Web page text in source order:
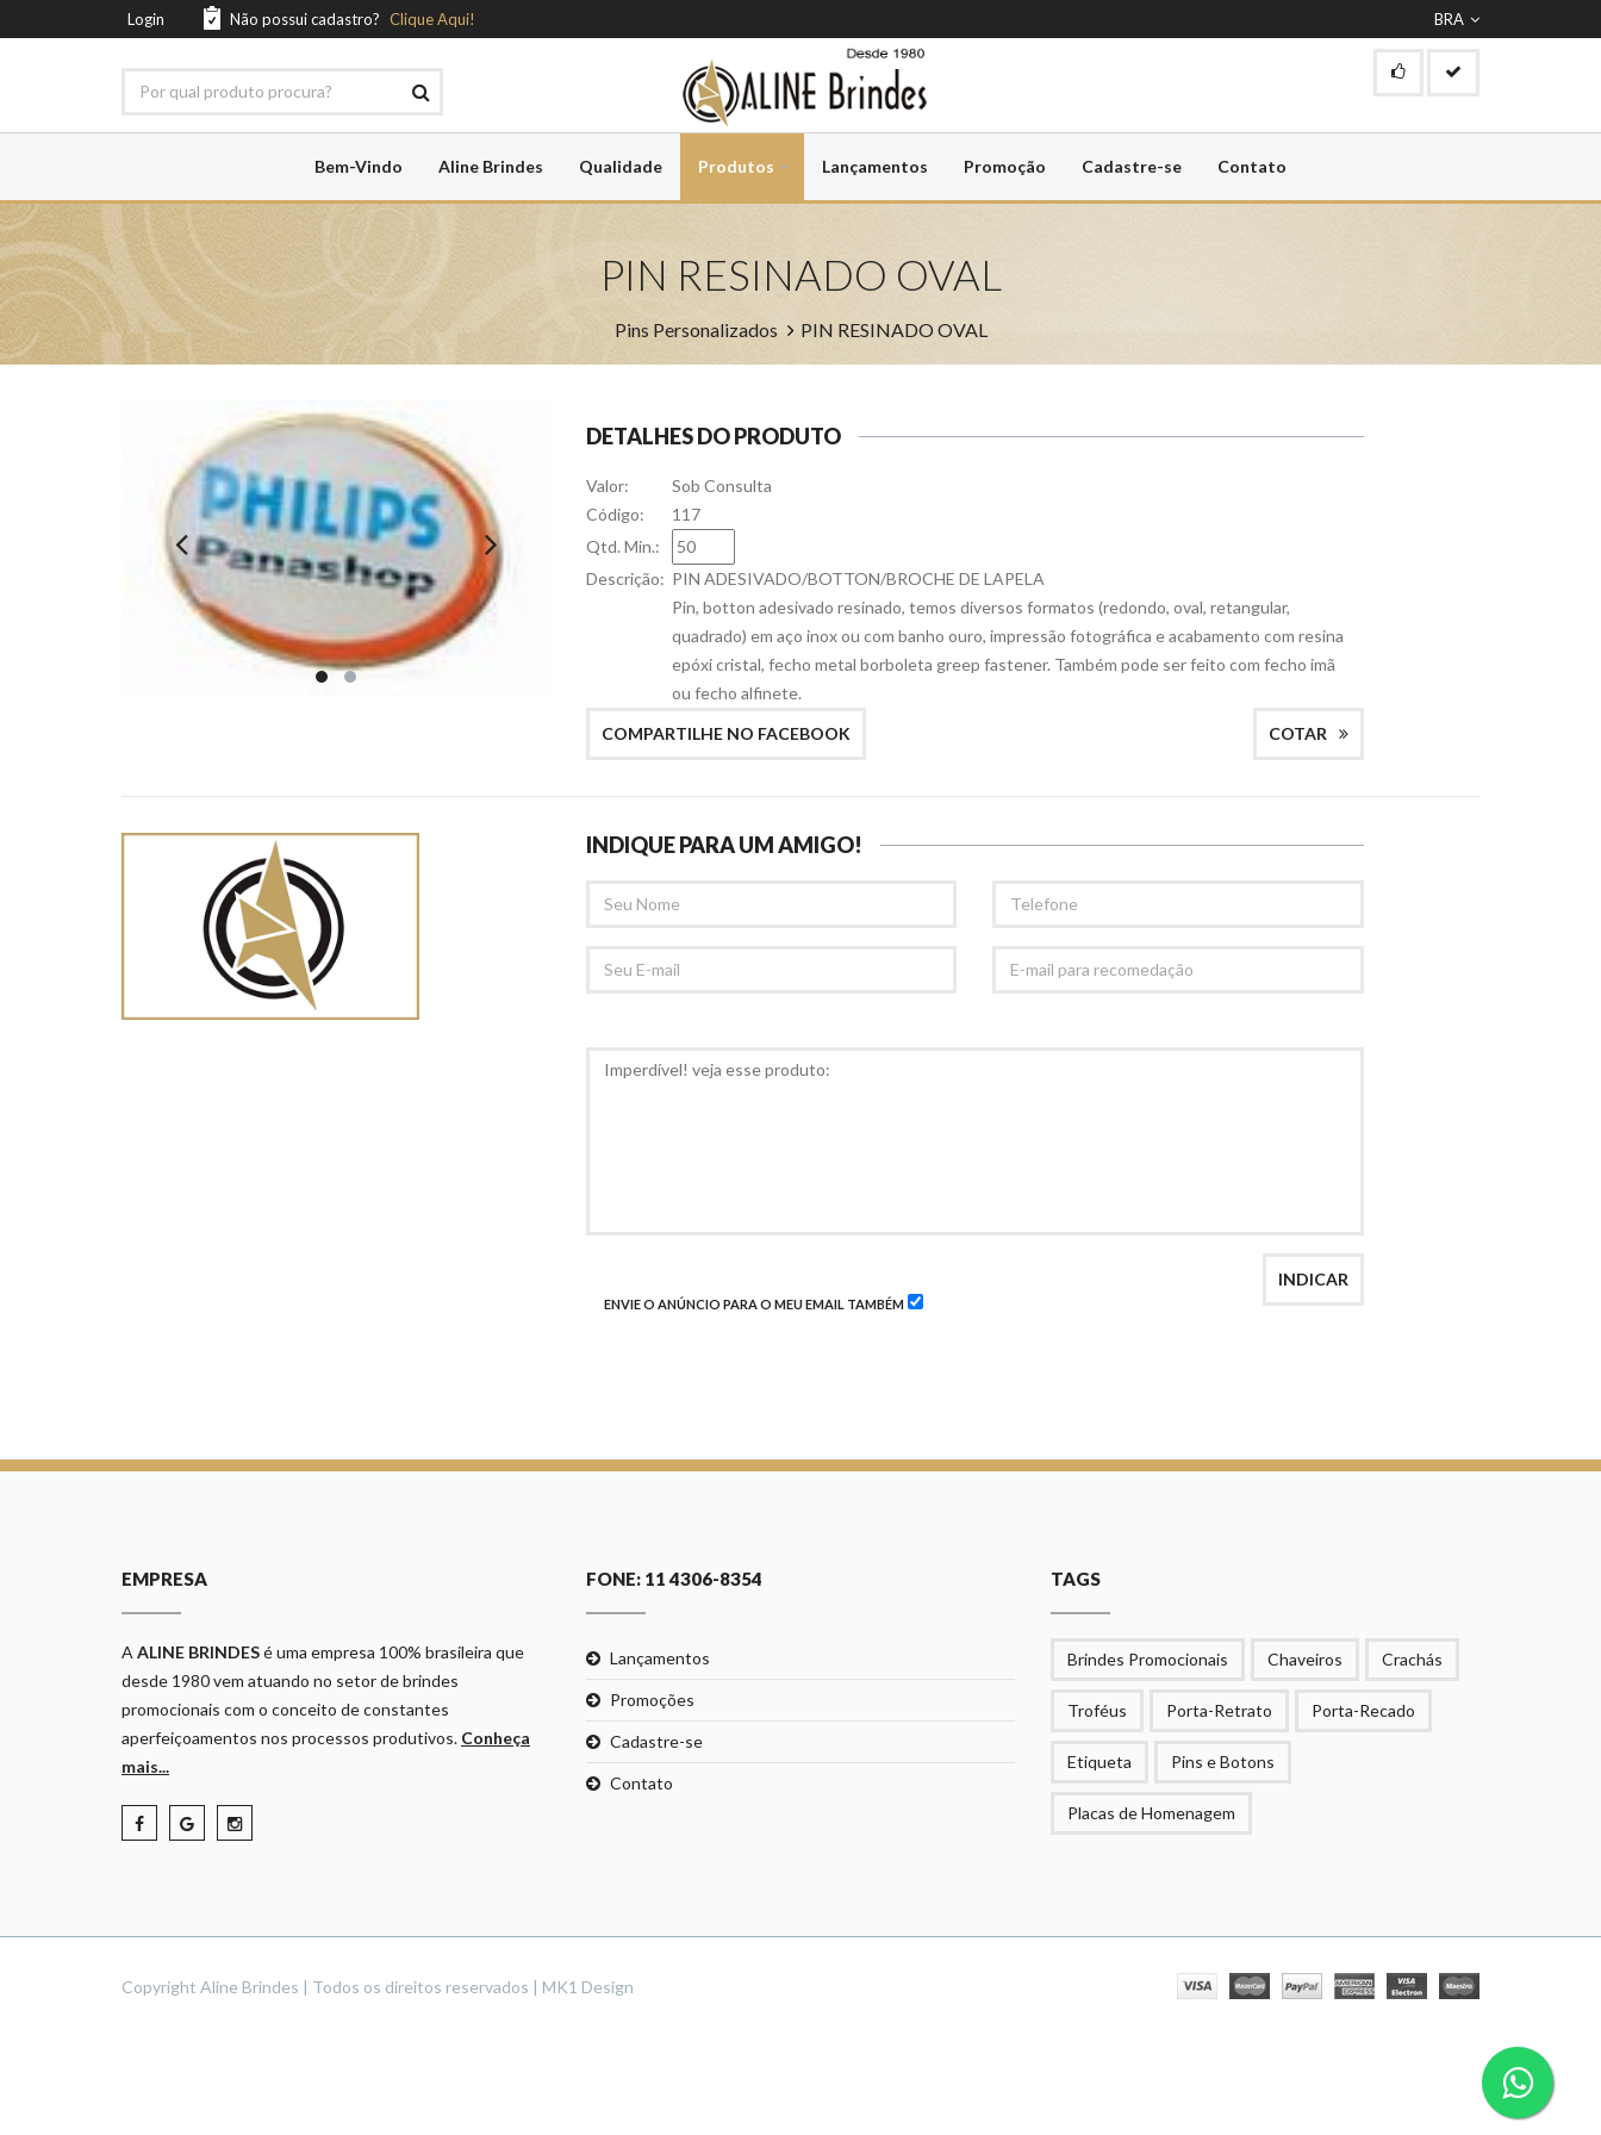
Login Não possui cadastro? Clique Aqui! BRA
Bem-Vindo Aline Brindes Qualidade Produtos Lançamentos Promoção Cadastre-se Contato
PIN RESINADO OVAL
Pins Personalizados PIN RESINADO OVAL
DETALHES DO PRODUTO
Valor:
Sob Consulta
Código:
117
Qtd. Min.:
Descrição: PIN ADESIVADO/BOTTON/BROCHE DE LAPELA
Pin, botton adesivado resinado, temos diversos formatos (redondo, oval, retangular,
quadrado) em aço inox ou com banho ouro, impressão fotográfica e acabamento com resina
epóxi cristal, fecho metal borboleta greep fastener. Também pode ser feito com fecho imã
ou fecho alfinete.
COTAR
COMPARTILHE NO FACEBOOK
INDIQUE PARA UM AMIGO!
NOME
EMAIL
MAIL
ENVIE O ANÚNCIO PARA O MEU EMAIL TAMBÉM
INDICAR
EMPRESA
A ALINE BRINDESé uma empresa 100% brasileira que
desde 1980 vem atuando no setor de brindes
promocionais com o conceito de constantes
aperfeiçoamentos nos processos produtivos. Conheça
mais...
FONE: 11 4306-8354
Lançamentos
Promoções
Cadastre-se
Contato
TAGS
Brindes Promocionais Chaveiros Crachás
Troféus Porta-Retrato Porta-Recado
Etiqueta Pins e Botons
Placas de Homenagem
Copyright Aline Brindes | Todos os direitos reservados | MK1 Design